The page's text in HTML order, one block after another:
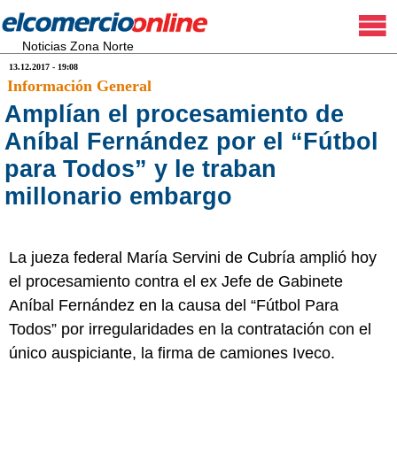
Noticias Zona Norte
13.12.2017 - 19:08
Información General
Amplían el procesamiento de
Aníbal Fernández por el “Fútbol
para Todos” y le traban
millonario embargo
La jueza federal María Servini de Cubría amplió hoy
el procesamiento contra el ex Jefe de Gabinete
Aníbal Fernández en la causa del “Fútbol Para
Todos” por irregularidades en la contratación con el
único auspiciante, la firma de camiones Iveco.